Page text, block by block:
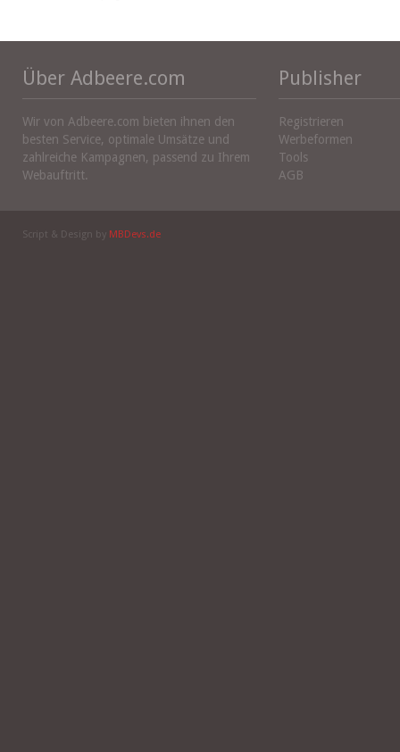
Über Adbeere.com
Wir von Adbeere.com bieten ihnen den
besten Service, optimale Umsätze und
zahlreiche Kampagnen, passend zu Ihrem
Webauftritt.
Publisher
Registrieren
Werbeformen
Tools
AGB
Script & Design by MBDevs.de